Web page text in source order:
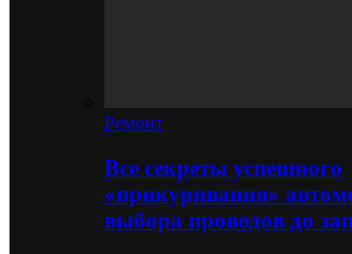
Ремонт
Все секреты успешного
«прикуривания»
выбора проводов до